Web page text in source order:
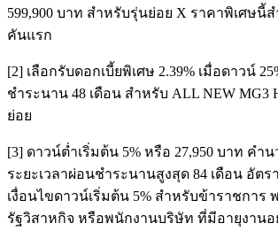
599,900 บาท สำหรับรุ่นย่อย X ราคาพิเศษนี้
คันแรก
[2] เลือกรับดอกเบี้ยพิเศษ 2.39% เมื่อดาวน์
ชำระนาน 48 เดือน สำหรับ ALL NEW MG3
ย่อย
[3] ดาวน์ต่ำเริ่มต้น 5% หรือ 27,950 บาท คำ
ระยะเวลาผ่อนชำระนานสูงสุด 84 เดือน อัตร
เงื่อนไขดาวน์เริ่มต้น 5% สำหรับข้าราชการ
รัฐวิสาหกิจ หรือพนักงานบริษัท ที่มีอายุงานอ